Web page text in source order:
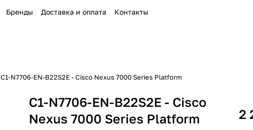
Бренды Доставка и оплата Контакты
C1-N7706-EN-B22S2E - Cisco Nexus 7000 Series Platform
C1-N7706-EN-B22S2E - Cisco
Nexus 7000 Series Platform
2